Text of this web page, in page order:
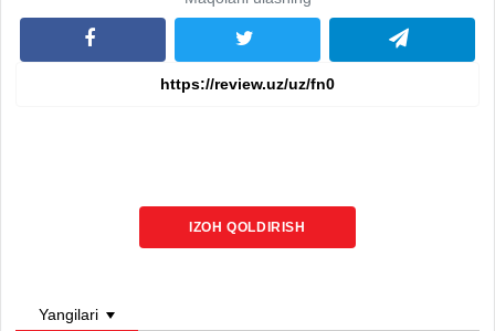
IZOH QOLDIRISH
Yangilari